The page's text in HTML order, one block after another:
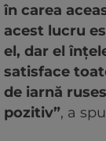
în carea
acest lucru
el, dar el
satisface
de iarnă
pozitiv”, a